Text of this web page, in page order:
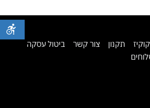
תקנון צור קשר
ביטול עסקה